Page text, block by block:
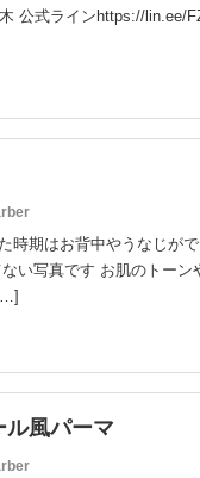
公式ラインhttps://lin.ee/
時期はお背中やうなじが
い写真です お肌のトーン
風パーマ